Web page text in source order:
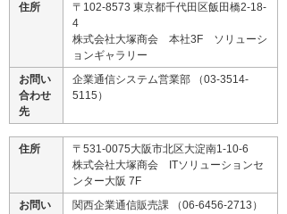
住所
〒102-8573 東京都千代田区飯田橋2-18-
4
株式会社大塚商会 本社3F ソリューシ
ョンギャラリー
お問い
合わせ
先
企業通信システム営業部 （03-3514-
5115）
住所
〒531-0075大阪市北区大淀南1-10-6
株式会社大塚商会 ITソリューションセ
ンター大阪 7F
お問い
関西企業通信販売課 （06-6456-2713）